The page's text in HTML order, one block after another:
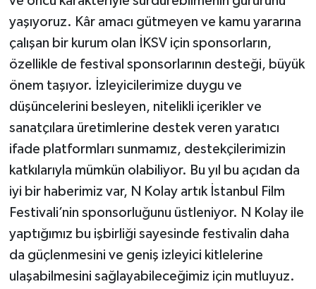
yaşıyoruz. Kâr amacı gütmeyen ve kamu yararına
çalışan bir kurum olan İKSV için sponsorların,
özellikle de festival sponsorlarının desteği, büyük
önem taşıyor. İzleyicilerimize duygu ve
düşüncelerini besleyen, nitelikli içerikler ve
sanatçılara üretimlerine destek veren yaratıcı
ifade platformları sunmamız, destekçilerimizin
katkılarıyla mümkün olabiliyor. Bu yıl bu açıdan da
iyi bir haberimiz var, N Kolay artık İstanbul Film
Festivali’nin sponsorluğunu üstleniyor. N Kolay ile
yaptığımız bu işbirliği sayesinde festivalin daha
da güçlenmesini ve geniş izleyici kitlelerine
ulaşabilmesini sağlayabileceğimiz için mutluyuz.